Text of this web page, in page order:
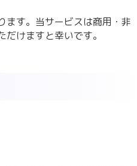
ます。当サービスは商用・非
けますと幸いです。